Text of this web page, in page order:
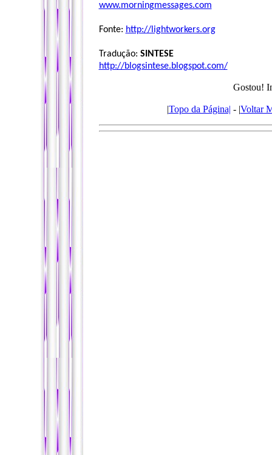
www.morningmessages.com
Fonte: http://lightworkers.org
Tradução: SINTESE
http://blogsintese.blogspot.com/
Gostou!
|Topo da Página| - |Voltar